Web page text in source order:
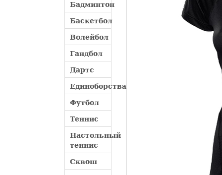
Бадминтон
Баскетбол
Волейбол
Гандбол
Дартс
Единоборства
Футбол
Теннис
Настольный
теннис
Сквош